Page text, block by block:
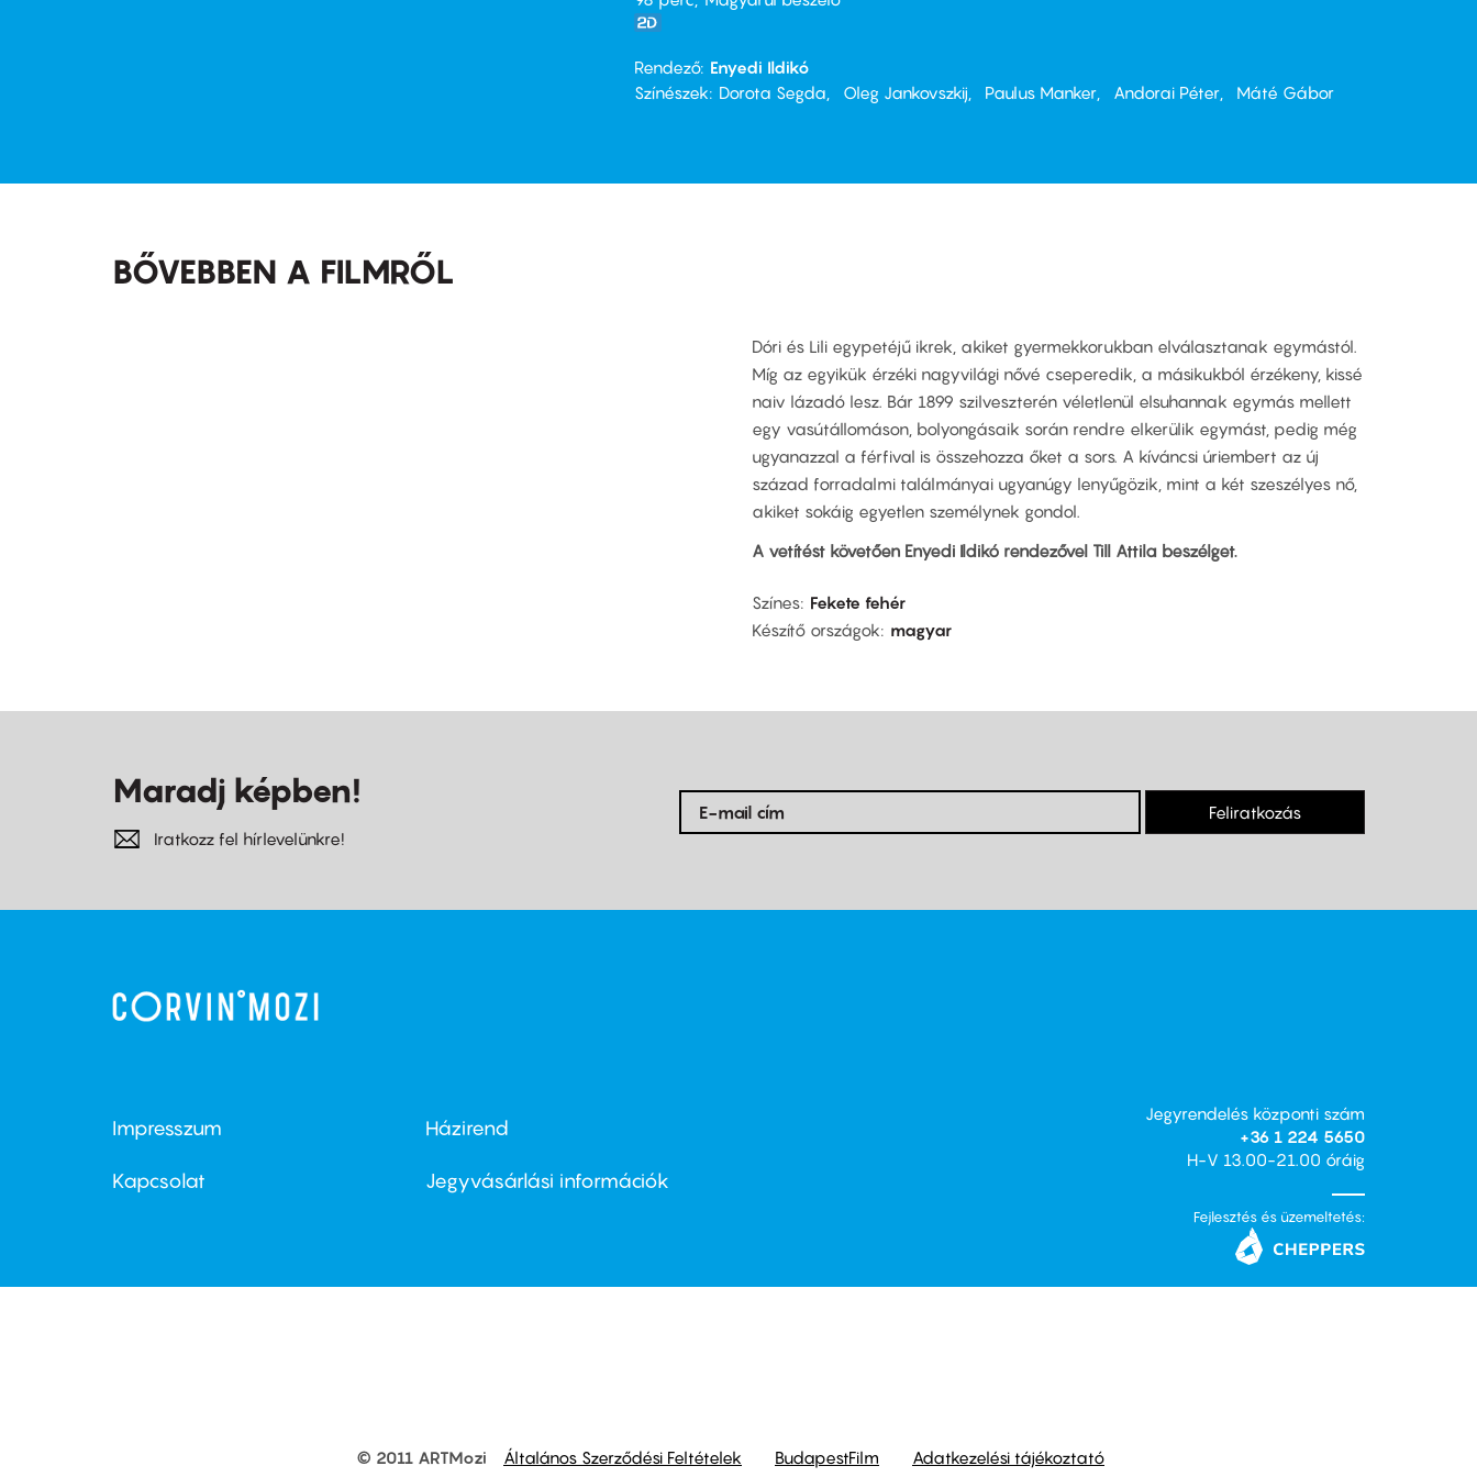
Rendező Enyedi Ildikó
Színészek
Dorota Segda Oleg Jankovszkij Paulus Manker Andorai Péter Máté Gábor
BŐVEBBEN A FILMRŐL
Dóri és Lili egypetéjű ikrek, akiket gyermekkorukban elválasztanak egymástól.
Míg az egyikük érzéki nagyvilági nővé cseperedik, a másikukból érzékeny, kissé
naiv lázadó lesz. Bár 1899 szilveszterén véletlenül elsuhannak egymás mellett
egy vasútállomáson, bolyongásaik során rendre elkerülik egymást, pedig még
ugyanazzal a férfival is összehozza őket a sors. A kíváncsi úriembert az új
század forradalmi találmányai ugyanúgy lenyűgözik, mint a két szeszélyes nő,
akiket sokáig egyetlen személynek gondol.
A vetítést követően Enyedi Ildikó rendezővel Till Attila beszélget.
Színes Fekete fehér
Készítő országok
magyar
Maradj képben!
Iratkozz fel hírlevelünkre!
Feliratkozás
Footer
menu
Impresszum
Kapcsolat
Footer
menu
Házirend
Jegyvásárlási információk
Jegyrendelés központi szám
+36 1 224 5650
H-V 13.00-21.00 óráig
Fejlesztés és üzemeltetés:
© 2011 ARTMozi Általános Szerződési Feltételek BudapestFilm Adatkezelési tájékoztató